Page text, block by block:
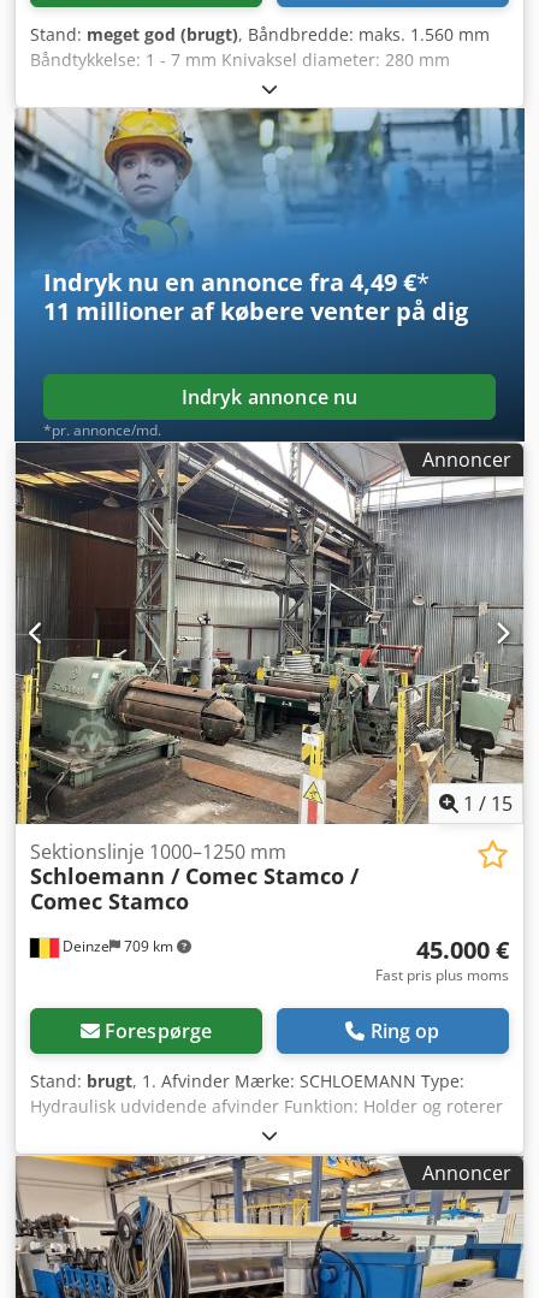
Stand: meget god (brugt), Båndbredde: maks. 1.560 mm
Båndtykkelse: 1 - 7 mm Knivaksel diameter: 280 mm
Hastighed: maks. 120 m/min Renoveret: 2017 Dcodpfx Akju
H U Eyswjk
Indryk nu en annonce fra 4,49 €*
11 millioner af købere venter på dig
Indryk annonce nu
*pr. annonce/md.
Annoncer
1 / 15
Deinze 709 km
Sektionslinje 1000–1250 mm
Schloemann / Comec Stamco /
Comec Stamco
45.000 €
Fast pris plus moms
Forespørge Ring op
Stand: brugt, 1. Afvinder Mærke: SCHLOEMANN Type:
Hydraulisk udvidende afvinder Funktion: Holder og roterer
coils kontrolleret Udvidelsesstyring: Hydraulisk Ramme:
Svejset stålkonstruktion med integreret bremse Estimeret
kapacitet: 8–12 tons Coil-hul: Ø 508 mm ----- 🔹 2. Retter /
Klemmevalser Fabrikant: COMEC (Société de Constructions
Mécaniques de Creil) Type: Klemmevalser og plansliber
Styring: Mekanisk Ordrenummer: 1305.1268 Anbefalede
smøremidler: Shell Macoma, Tellus, Alvania (ifølge
Annoncer